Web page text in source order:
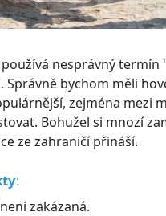
používá nesprávný
Správně bychom měli
zejména mezi
Bohužel si mnozí
ze zahraničí přináší.
:
zakázaná.